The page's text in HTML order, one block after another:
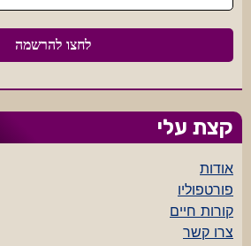
קצת עלי
אודות
פורטפוליו
קורות חיים
צרו קשר